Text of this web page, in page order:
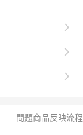
問題商品反映流程